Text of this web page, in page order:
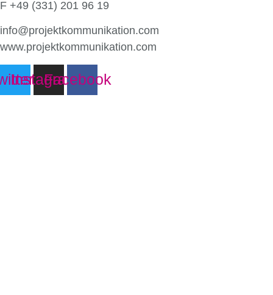
F +49 (331) 201 96 19
info@projektkommunikation.com
www.projektkommunikation.com
InstagramFacebook